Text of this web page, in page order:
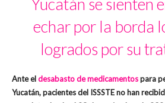
Yucatán se sienten
echar por la borda
logrados por su
Ante eldesabasto de medicamentospara
Yucatán, pacientes del ISSSTE no han